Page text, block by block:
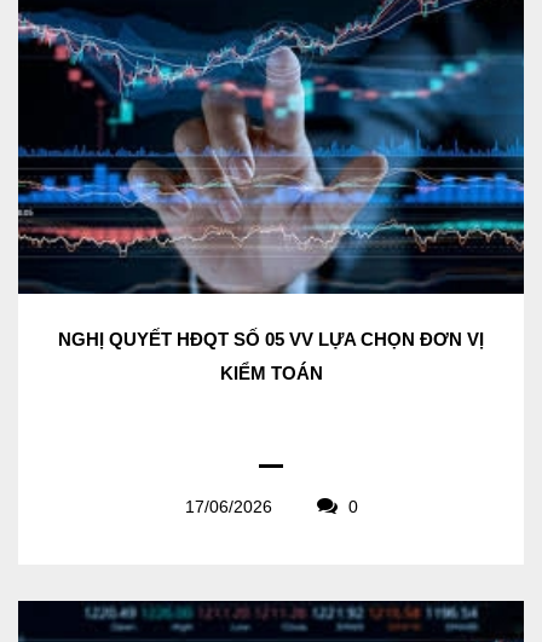
NGHỊ QUYẾT HĐQT SỐ 05 VV LỰA CHỌN ĐƠN VỊ
KIỂM TOÁN
17/06/2026 0